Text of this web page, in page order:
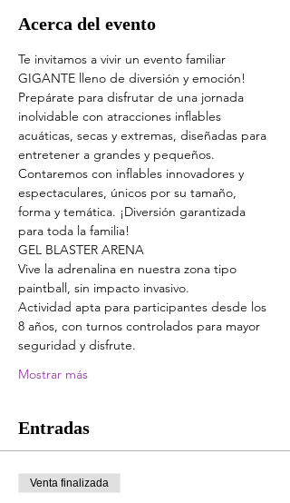
Acerca del evento
Te invitamos a vivir un evento familiar
GIGANTE lleno de diversión y emoción!
Prepárate para disfrutar de una jornada
inolvidable con atracciones inflables
acuáticas, secas y extremas, diseñadas para
entretener a grandes y pequeños.
Contaremos con inflables innovadores y
espectaculares, únicos por su tamaño,
forma y temática. ¡Diversión garantizada
para toda la familia!
GEL BLASTER ARENA
Vive la adrenalina en nuestra zona tipo
paintball, sin impacto invasivo.
Actividad apta para participantes desde los
8 años, con turnos controlados para mayor
seguridad y disfrute.
Mostrar más
Entradas
Venta finalizada